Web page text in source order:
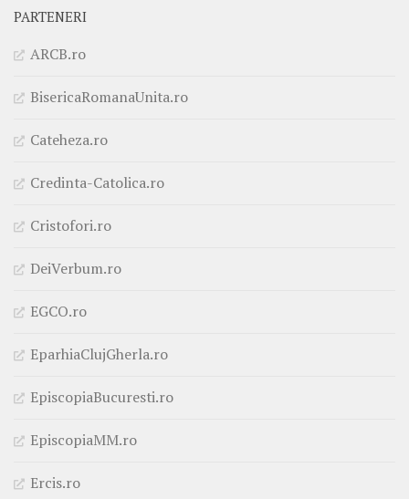
PARTENERI
ARCB.ro
BisericaRomanaUnita.ro
Cateheza.ro
Credinta-Catolica.ro
Cristofori.ro
DeiVerbum.ro
EGCO.ro
EparhiaClujGherla.ro
EpiscopiaBucuresti.ro
EpiscopiaMM.ro
Ercis.ro